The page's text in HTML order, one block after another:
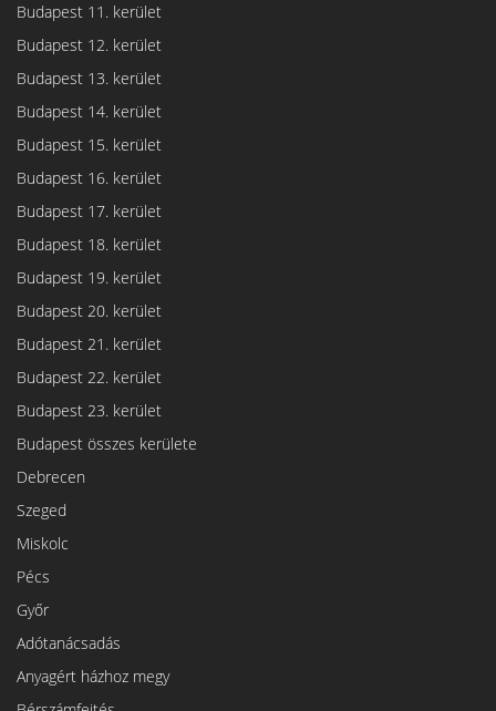
Budapest 11. kerület
Budapest 12. kerület
Budapest 13. kerület
Budapest 14. kerület
Budapest 15. kerület
Budapest 16. kerület
Budapest 17. kerület
Budapest 18. kerület
Budapest 19. kerület
Budapest 20. kerület
Budapest 21. kerület
Budapest 22. kerület
Budapest 23. kerület
Budapest összes kerülete
Debrecen
Szeged
Miskolc
Pécs
Győr
Adótanácsadás
Anyagért házhoz megy